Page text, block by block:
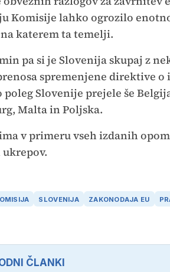
Komisije lahko ogrozilo
katerem ta temelji.
pa si je Slovenija skupaj z
spremenjene direktive
Slovenije prejele še
Malta in Poljska.
v primeru vseh izdanih
SLOVENIJA ZAKONODAJA EU
ČLANKI